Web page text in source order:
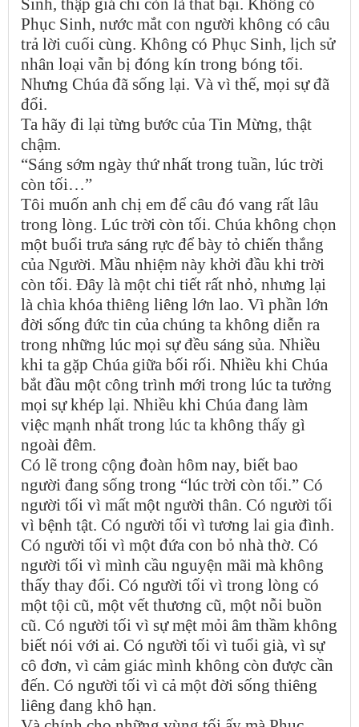
Phục Sinh, nước mắt con người không có câu
trả lời cuối cùng. Không có Phục Sinh, lịch sử
nhân loại vẫn bị đóng kín trong bóng tối.
Nhưng Chúa đã sống lại. Và vì thế, mọi sự đã
đổi.
Ta hãy đi lại từng bước của Tin Mừng, thật
chậm.
“Sáng sớm ngày thứ nhất trong tuần, lúc trời
còn tối…”
Tôi muốn anh chị em để câu đó vang rất lâu
trong lòng. Lúc trời còn tối. Chúa không chọn
một buổi trưa sáng rực để bày tỏ chiến thắng
của Người. Mầu nhiệm này khởi đầu khi trời
còn tối. Đây là một chi tiết rất nhỏ, nhưng lại
là chìa khóa thiêng liêng lớn lao. Vì phần lớn
đời sống đức tin của chúng ta không diễn ra
trong những lúc mọi sự đều sáng sủa. Nhiều
khi ta gặp Chúa giữa bối rối. Nhiều khi Chúa
bắt đầu một công trình mới trong lúc ta tưởng
mọi sự khép lại. Nhiều khi Chúa đang làm
việc mạnh nhất trong lúc ta không thấy gì
ngoài đêm.
Có lẽ trong cộng đoàn hôm nay, biết bao
người đang sống trong “lúc trời còn tối.” Có
người tối vì mất một người thân. Có người tối
vì bệnh tật. Có người tối vì tương lai gia đình.
Có người tối vì một đứa con bỏ nhà thờ. Có
người tối vì mình cầu nguyện mãi mà không
thấy thay đổi. Có người tối vì trong lòng có
một tội cũ, một vết thương cũ, một nỗi buồn
cũ. Có người tối vì sự mệt mỏi âm thầm không
biết nói với ai. Có người tối vì tuổi già, vì sự
cô đơn, vì cảm giác mình không còn được cần
đến. Có người tối vì cả một đời sống thiêng
liêng đang khô hạn.